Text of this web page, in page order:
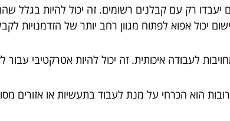
יעבדו רק עם קבלנים רשומים. זה יכול להיות
יכול אפוא לפתוח מגוון רחב יותר של הזדמנויות
הוא הכרחי על מנת לעבוד בתעשיות או אזורים